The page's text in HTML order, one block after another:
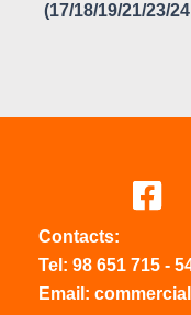
(17/18/19/21/23/
Contacts:
Tel: 98 651 715 -
Email: